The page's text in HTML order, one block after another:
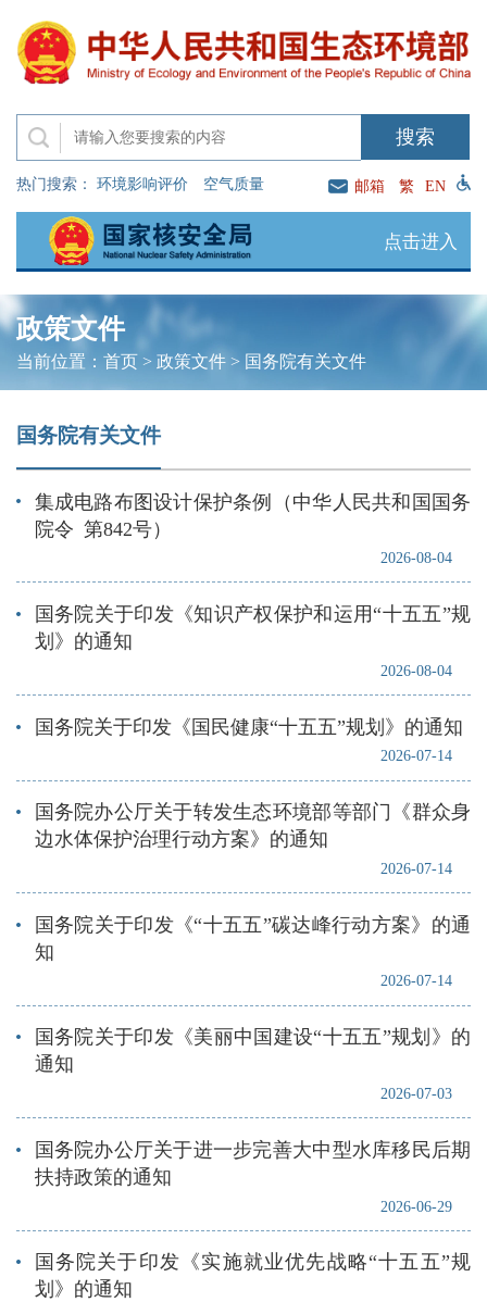
热门搜索： 环境影响评价 空气质量 邮箱 繁 EN
点击进入
政策文件
当前位置： 首页> 政策文件> 国务院有关文件
国务院有关文件
2026-08-04
集成电路布图设计保护条例（中华人民共和国国务
院令 第842号）
2026-08-04
国务院关于印发《知识产权保护和运用“十五五”规
划》的通知
2026-07-14
国务院关于印发《国民健康“十五五”规划》的通知
2026-07-14
国务院办公厅关于转发生态环境部等部门《群众身
边水体保护治理行动方案》的通知
2026-07-14
国务院关于印发《“十五五”碳达峰行动方案》的通
知
2026-07-03
国务院关于印发《美丽中国建设“十五五”规划》的
通知
2026-06-29
国务院办公厅关于进一步完善大中型水库移民后期
扶持政策的通知
国务院关于印发《实施就业优先战略“十五五”规
划》的通知